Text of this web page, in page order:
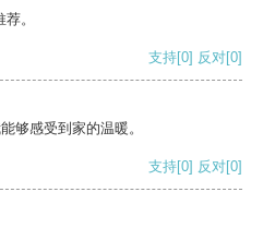
。
支持[0] 反对[0]
够感受到家的温暖。
支持[0] 反对[0]